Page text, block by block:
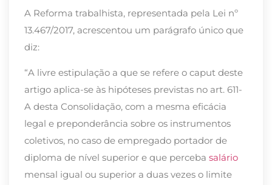
A Reforma trabalhista, representada pela Lei nº
13.467/2017, acrescentou um parágrafo único que
diz:
“A livre estipulação a que se refere o caput deste
artigo aplica-se às hipóteses previstas no art. 611-
A desta Consolidação, com a mesma eficácia
legal e preponderância sobre os instrumentos
coletivos, no caso de empregado portador de
diploma de nível superior e que perceba salário
mensal igual ou superior a duas vezes o limite